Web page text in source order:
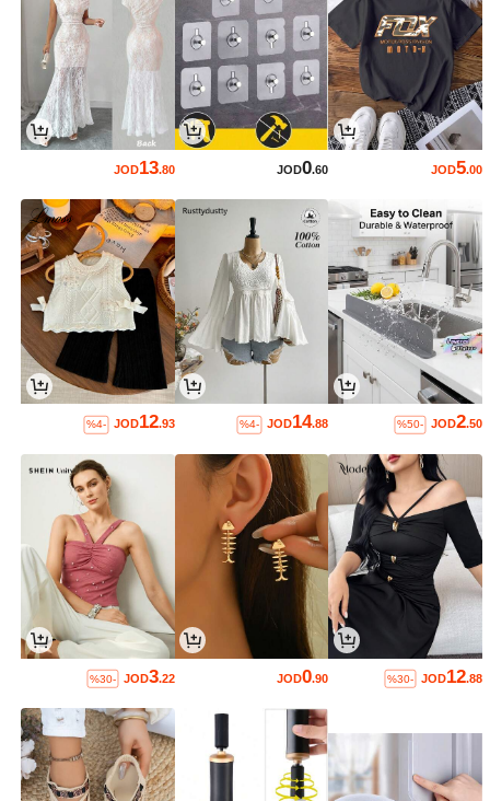
JOD5.00
JOD0.60
JOD13.80
JOD2.50
%50-
JOD14.88
%4-
JOD12.93
%4-
JOD12.88
%30-
JOD0.90
JOD3.22
%30-